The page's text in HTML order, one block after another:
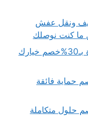
ونقل عفش
سيارات نقل عفش بالمدينة المنورة بـ30%خصم خيارك
الدمام بـ35%خصم حماية فائقة
مكة لجدة بـ35%خصم حلول متكاملة